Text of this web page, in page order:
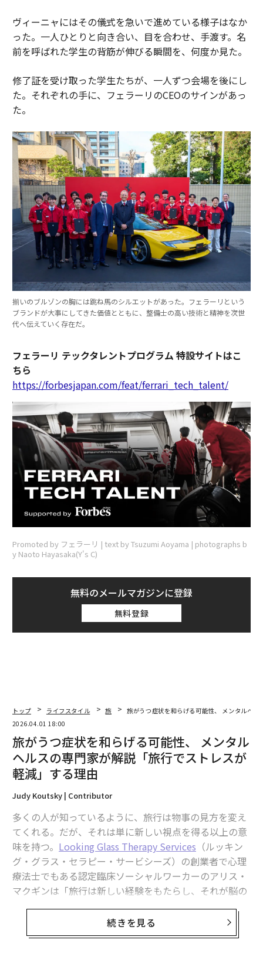
ヴィーニャにはその儀式を急いで進めている様子はなか
った。一人ひとりと向き合い、目を合わせ、手渡す。名
前を呼ばれた学生の背筋が伸びる瞬間を、何度か見た。
修了証を受け取った学生たちが、一人ずつ会場を後にし
た。それぞれの手に、フェラーリのCEOのサインがあっ
た。
揃いのブルゾンの胸には跳ね馬のシルエットがあった。フェラーリという
ブランドが大事にしてきた価値とともに、整備士の高い技術と精神を次世
代へ伝えていく存在だ。
フェラーリ テックタレントプログラム 特設サイトはこ
ちら
https://forbesjapan.com/feat/ferrari_tech_talent/
Promoted by フェラーリ | text by Tsuzumi Aoyama | photographs b
y Naoto Hayasaka(Y's C)
無料のメールマガジンに登録
無料登録
トップ ライフスタイル 旅
旅がうつ症状を和らげる可能性、 メンタルヘ
2026.04.01 18:00
旅がうつ症状を和らげる可能性、 メンタル
ヘルスの専門家が解説「旅行でストレスが
軽減」する理由
Judy Koutsky | Contributor
多くの人が知っているように、旅行は物事の見方を変え
てくれる。だが、それは単に新しい視点を得る以上の意
味を持つ。 Looking Glass Therapy Services （ルッキン
グ・グラス・セラピー・サービシーズ）の創業者で心理
療法士でもある認定臨床ソーシャルワーカーのアリス・
マクギンは「旅行は新しい経験をもたらし、それが脳の
再編成能力を活性化させ、ドーパミンを増やす」と話
続きを見る